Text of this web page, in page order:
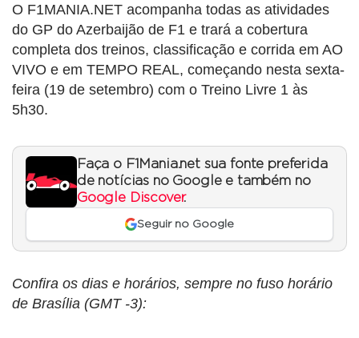
O F1MANIA.NET acompanha todas as atividades
do GP do Azerbaijão de F1 e trará a cobertura
completa dos treinos, classificação e corrida em AO
VIVO e em TEMPO REAL, começando nesta sexta-
feira (19 de setembro) com o Treino Livre 1 às
5h30.
Faça o F1Mania.net sua fonte preferida
de notícias no Google e também no
Google Discover.
Seguir no Google
Confira os dias e horários, sempre no fuso horário
de Brasília (GMT -3):